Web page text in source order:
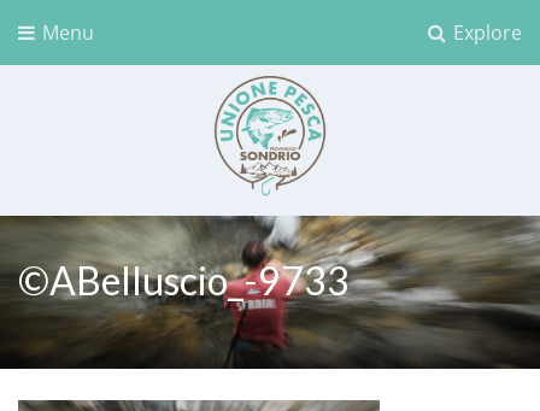
Explore
Menu
Unione Pesca Sondrio
©ABelluscio_-9733